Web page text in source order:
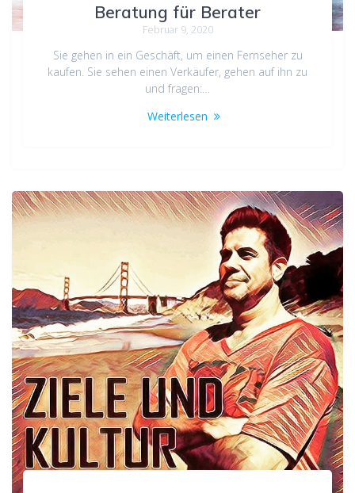
Beratung für Berater
Februar 9, 2020
Sie gehen in ein Geschäft, um einen Fernseher zu
kaufen. Sie sehen einen Verkäufer, gehen auf ihn zu
und fragen:…
Weiterlesen